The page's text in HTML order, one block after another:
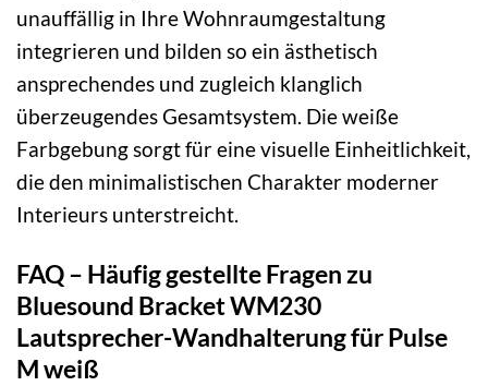
unauffällig in Ihre Wohnraumgestaltung
integrieren und bilden so ein ästhetisch
ansprechendes und zugleich klanglich
überzeugendes Gesamtsystem. Die weiße
Farbgebung sorgt für eine visuelle Einheitlichkeit,
die den minimalistischen Charakter moderner
Interieurs unterstreicht.
FAQ – Häufig gestellte Fragen zu
Bluesound Bracket WM230
Lautsprecher-Wandhalterung für Pulse
M weiß